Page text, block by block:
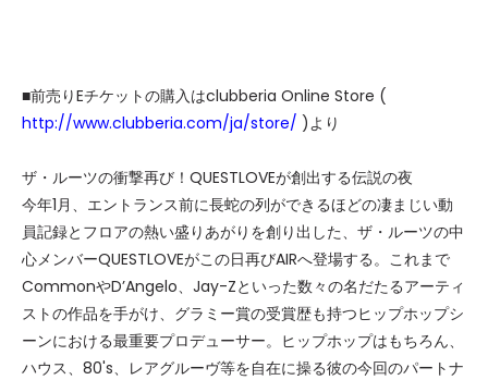
■前売りEチケットの購入はclubberia Online Store (
http://www.clubberia.com/ja/store/ )より
ザ・ルーツの衝撃再び！QUESTLOVEが創出する伝説の夜
今年1月、エントランス前に長蛇の列ができるほどの凄まじい動
員記録とフロアの熱い盛りあがりを創り出した、ザ・ルーツの中
心メンバーQUESTLOVEがこの日再びAIRへ登場する。これまで
CommonやD’Angelo、Jay-Zといった数々の名だたるアーティ
ストの作品を手がけ、グラミー賞の受賞歴も持つヒップホップシ
ーンにおける最重要プロデューサー。ヒップホップはもちろん、
ハウス、80's、レアグルーヴ等を自在に操る彼の今回のパートナ